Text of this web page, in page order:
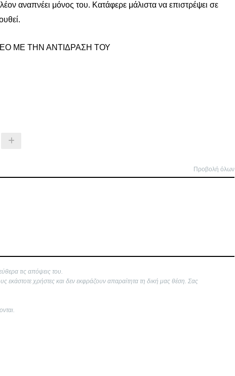
αναπνέει μόνος του. Κατάφερε μάλιστα να επιστρέψει σε
ΜΕ ΤΗΝ ΑΝΤΙΔΡΑΣΗ ΤΟΥ
Προβολή όλων
τις απόψεις του.
εκάστοτε χρήστες και δεν εκφράζουν απαραίτητα τη δική μας θέση. Σας